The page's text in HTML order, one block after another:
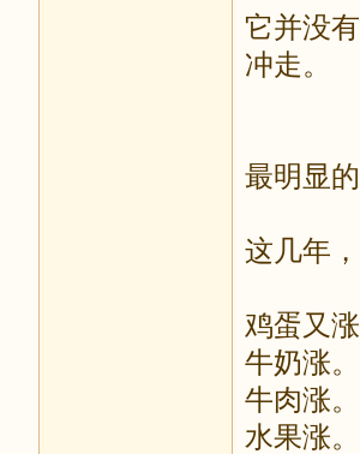
它并没
冲走。
最明显
这几年
鸡蛋又涨
牛奶涨。
牛肉涨。
水果涨。